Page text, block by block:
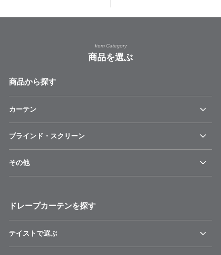
Item Category
商品を選ぶ
商品から探す
カーテン
ブラインド・スクリーン
その他
ドレープカーテンを探す
テイストで選ぶ